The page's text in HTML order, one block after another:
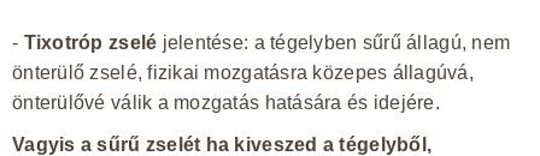
- Tixotróp zselé jelentése: a tégelyben sűrű állagú, nem
önterülő zselé, fizikai mozgatásra közepes állagúvá,
önterülővé válik a mozgatás hatására és idejére.
Vagyis a sűrű zselét ha kiveszed a tégelyből,